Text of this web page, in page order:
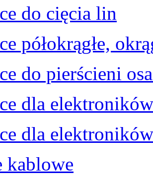
do cięcia lin
półokrągłe,
do pierścieni
dla
dla
kablowe